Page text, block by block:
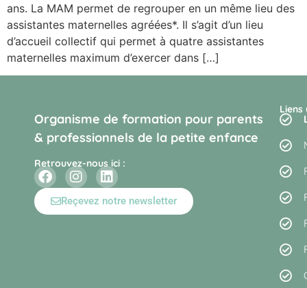
ans. La MAM permet de regrouper en un même lieu des
assistantes maternelles agréées*. Il s’agit d’un lieu
d’accueil collectif qui permet à quatre assistantes
maternelles maximum d’exercer dans […]
Organisme de formation pour parents
& professionnels de la petite enfance
Retrouvez-nous ici :
Reçevez notre newsletter
Liens